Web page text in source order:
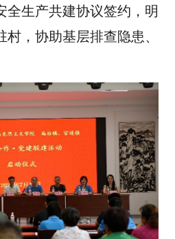
全生产共建协议签约，明
，协助基层排查隐患、